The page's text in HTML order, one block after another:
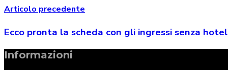
Articolo precedente
Ecco pronta la scheda con gli ingressi senza
Informazioni